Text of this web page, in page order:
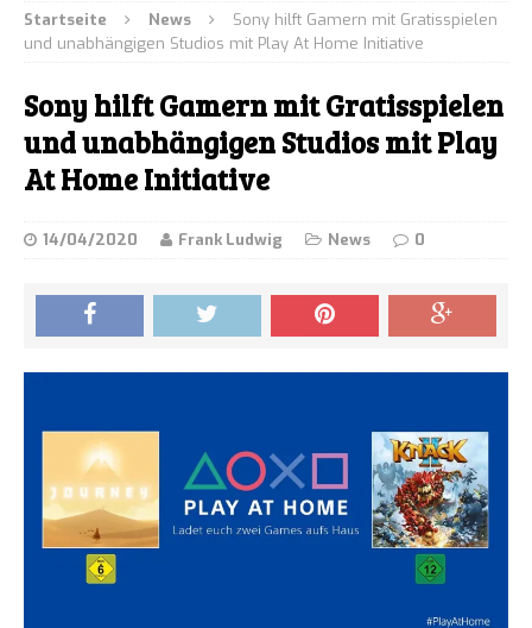
Startseite News
Sony hilft Gamern mit Gratisspielen
und unabhängigen Studios mit Play At Home Initiative
Sony hilft Gamern mit Gratisspielen
und unabhängigen Studios mit Play
At Home Initiative
14/04/2020 Frank Ludwig News 0